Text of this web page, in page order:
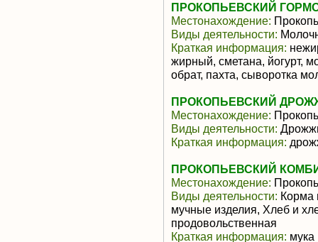
ПРОКОПЬЕВСКИЙ
Местонахождение:
Виды деятельности:
Краткая информация:
жирный, сметана, йогурт,
обрат, пахта, сыворотка
ПРОКОПЬЕВСКИЙ
Местонахождение:
Виды деятельности:
Краткая информация:
ПРОКОПЬЕВСКИЙ
Местонахождение:
Виды деятельности: Корма
мучные изделия, Хлеб и
продовольственная
Краткая информация: